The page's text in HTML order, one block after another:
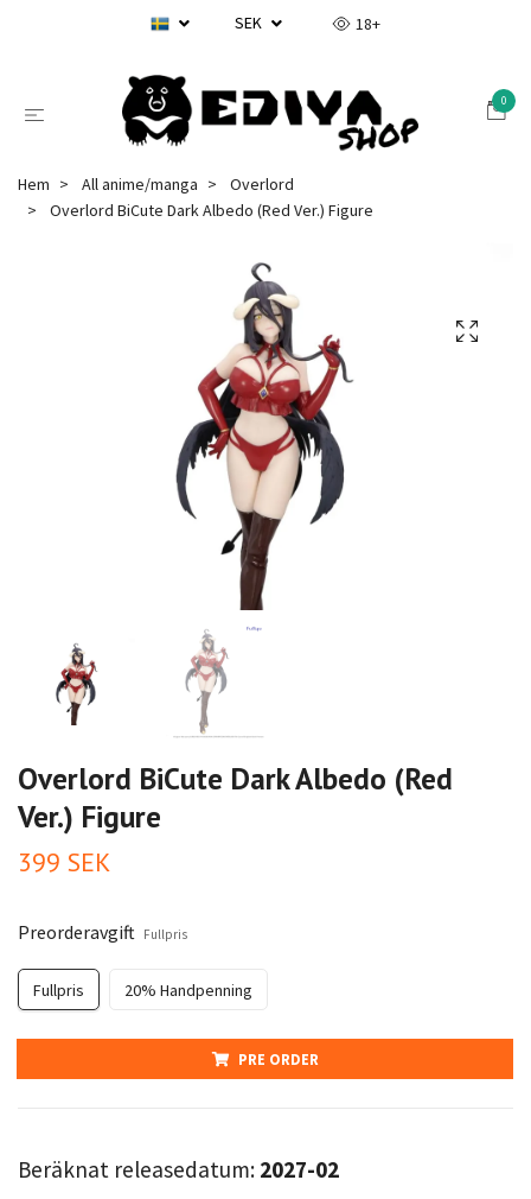
SEK 18+
0
Hem All anime/manga
Overlord
Overlord BiCute Dark Albedo (Red Ver.) Figure
Overlord BiCute Dark Albedo (Red
Ver.) Figure
399 SEK
Preorderavgift Fullpris
Fullpris 20% Handpenning
PRE ORDER
Beräknat releasedatum: 2027-02